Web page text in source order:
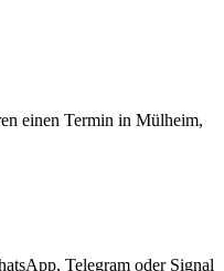
einen Termin in Mülheim,
Telegram oder Signal